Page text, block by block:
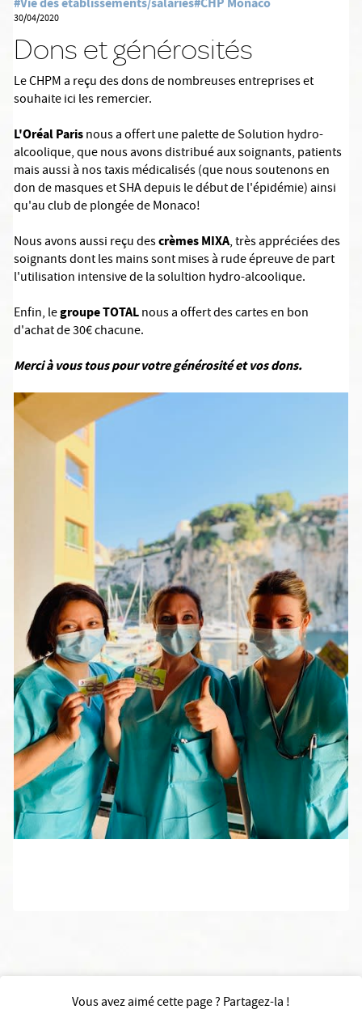
30/04/2020
Dons et générosités
Le CHPM a reçu des dons de nombreuses entreprises et
souhaite ici les remercier.
L'Oréal Parisnous a offert une palette de Solution hydro-
alcoolique, que nous avons distribué aux soignants, patients
mais aussi à nos taxis médicalisés (que nous soutenons en
don de masques et SHA depuis le début de l'épidémie) ainsi
qu'au club de plongée de Monaco!
Nous avons aussi reçu descrèmes MIXA, très appréciées des
soignants dont les mains sont mises à rude épreuve de part
l'utilisation intensive de la solultion hydro-alcoolique.
Enfin, legroupe TOTALnous a offert des cartes en bon
d'achat de 30€ chacune.
Merci à vous tous pour votre générosité et vos dons.
Vous avez aimé cette page ? Partagez-la !